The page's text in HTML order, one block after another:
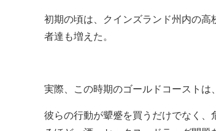
初期の頃は、クインズランド州内の
者達も増えた。
実際、この時期のゴールドコーストは
彼らの行動が顰蹙を買うだけでなく